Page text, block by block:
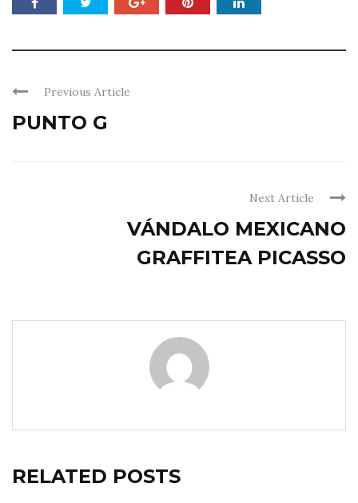
Previous Article
PUNTO G
Next Article
VÁNDALO MEXICANO
GRAFFITEA PICASSO
RELATED POSTS